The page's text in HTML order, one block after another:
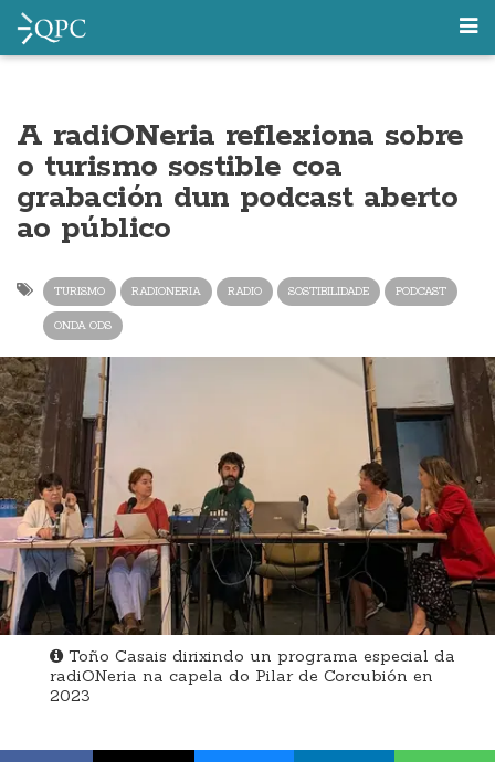
A radiONeria reflexiona sobre
o turismo sostible coa
grabación dun podcast aberto
ao público
TURISMO RADIONERIA RADIO SOSTIBILIDADE PODCAST
ONDA ODS
Toño Casais dirixindo un programa especial da
radiONeria na capela do Pilar de Corcubión en
2023